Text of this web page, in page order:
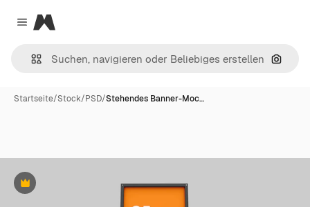
Close menu
Magnific
Nach
Startseite/Stock/PSD/Stehendes Banner-Moc…
Premium